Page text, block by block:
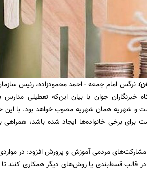
نرگس امام جمعه - احمد محمودزاده، رئیس
خبرنگاران جوان با بیان این‌که تعطیلی
و شهریه همان شهریه مصوب خواهد بود. با این
برخی خانواده‌ها ایجاد شده باشد، همراهی
مردمی آموزش و پرورش افزود: در
در قالب قسط‌بندی یا روش‌های دیگر همکاری کنند